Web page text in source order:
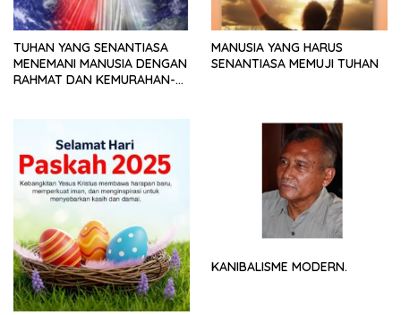
TUHAN YANG SENANTIASA
MENEMANI MANUSIA DENGAN
RAHMAT DAN KEMURAHAN-
MANUSIA YANG HARUS
SENANTIASA MEMUJI TUHAN
KANIBALISME MODERN.